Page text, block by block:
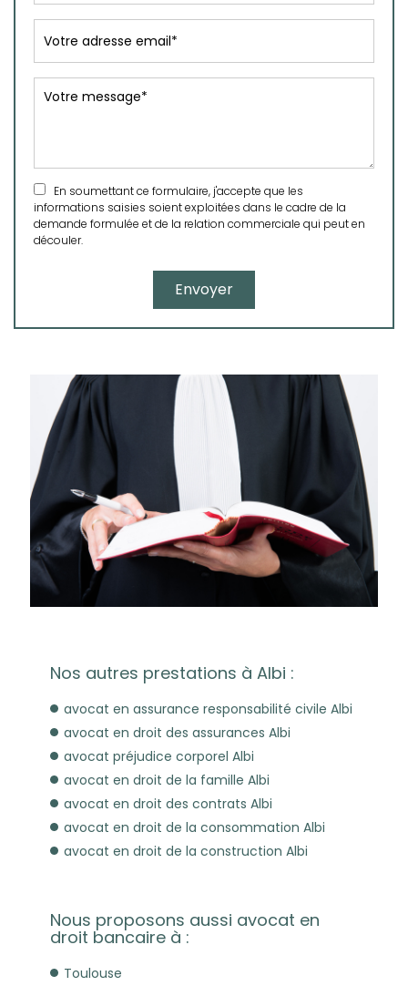
En soumettant ce formulaire, j'accepte que les
informations saisies soient exploitées dans le cadre de la
demande formulée et de la relation commerciale qui peut en
découler.
Nos autres prestations à Albi :
avocat en assurance responsabilité civile Albi
avocat en droit des assurances Albi
avocat préjudice corporel Albi
avocat en droit de la famille Albi
avocat en droit des contrats Albi
avocat en droit de la consommation Albi
avocat en droit de la construction Albi
Nous proposons aussi avocat en
droit bancaire à :
Toulouse